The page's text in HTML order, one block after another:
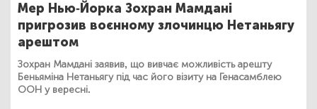
Мер Нью-Йорка Зохран Мамдані
пригрозив воєнному злочинцю Нетаньягу
арештом
Зохран Мамдані заявив, що вивчає можливість арешту
Беньяміна Нетаньягу під час його візиту на Генасамблею
ООН у вересні.